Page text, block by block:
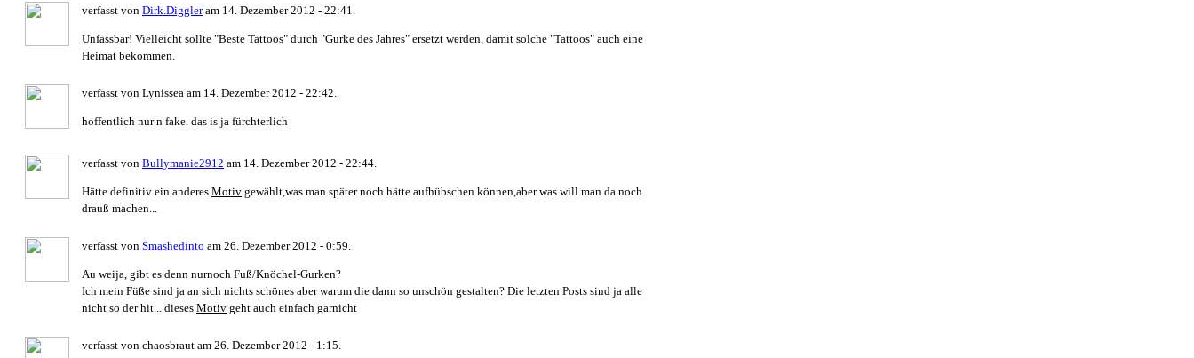
verfasst von Dirk.Diggleram 14. Dezember 2012 - 22:41.
Unfassbar! Vielleicht sollte "Beste Tattoos" durch "Gurke des Jahres" ersetzt werden, damit solche "Tattoos" auch eine
Heimat bekommen.
verfasst von Lynissea am 14. Dezember 2012 - 22:42.
hoffentlich nur n fake. das is ja fürchterlich
verfasst von Bullymanie2912 am 14. Dezember 2012 - 22:44.
Hätte definitiv ein anderes Motiv gewählt,was man später noch hätte aufhübschen können,aber was will man da noch
drauß machen...
verfasst von Smashedinto am 26. Dezember 2012 - 0:59.
Au weija, gibt es denn nurnoch Fuß/Knöchel-Gurken?
Ich mein Füße sind ja an sich nichts schönes aber warum die dann so unschön gestalten? Die letzten Posts sind ja alle
nicht so der hit... dieses Motiv geht auch einfach garnicht
verfasst von chaosbraut am 26. Dezember 2012 - 1:15.